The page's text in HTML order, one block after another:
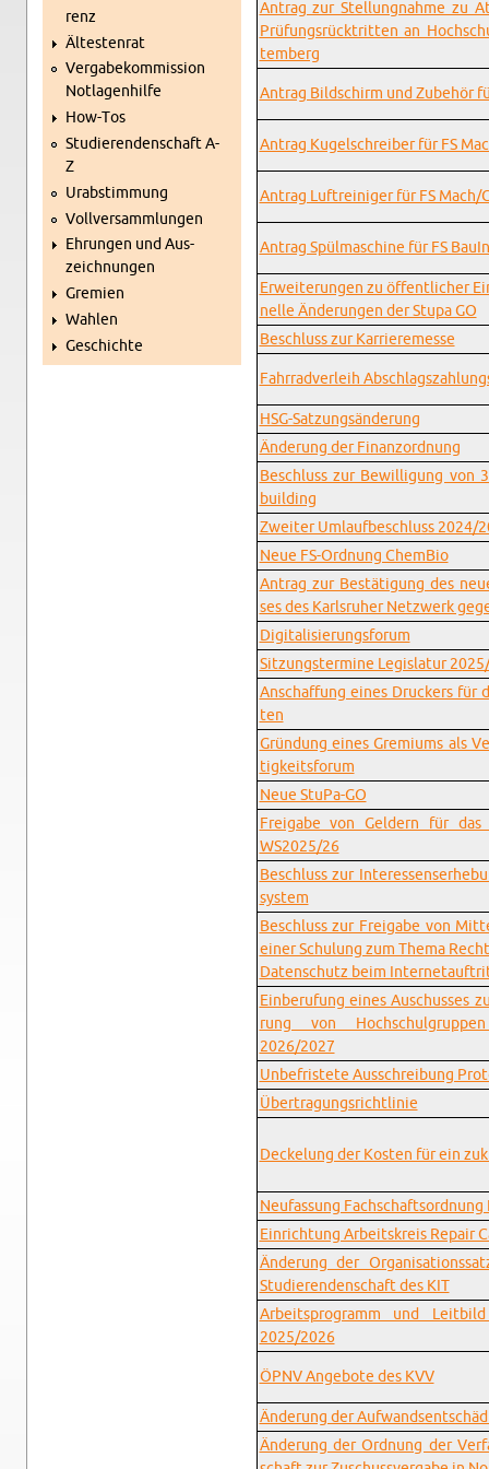
renz
Äl­tes­ten­rat
Ver­ga­be­kom­mis­si­on
Not­la­gen­hil­fe
How-Tos
Stu­die­ren­den­schaft A-
Z
Ur­ab­stim­mung
Voll­ver­samm­lun­gen
Eh­run­gen und Aus­
zeich­nun­gen
Gre­mi­en
Wah­len
Ge­schich­te
An­trag zur Stel­lung­nah­me zu
Prü­fungs­rück­trit­ten an
tem­berg
An­trag Bild­schirm und Zu­be­hör
An­trag Ku­gel­schrei­ber für FS
An­trag Luft­rei­ni­ger für FS Mach/
An­trag Spül­ma­schi­ne für FS
Er­wei­te­run­gen zu öf­fent­li­cher
nel­le Än­de­run­gen der Stupa GO
Be­schluss zur Kar­rie­re­mes­se
Fahr­rad­ver­leih
HSG-Sat­zungs­än­de­rung
Än­de­rung der Fi­nanz­ord­nung
Be­schluss zur Be­wil­li­gung von
buil­ding
Zwei­ter Um­lauf­be­schluss 2024/
Neue FS-Ord­nung Chem­Bio
An­trag zur Be­stä­ti­gung des
ses des Karls­ru­her Netz­werk
Di­gi­ta­li­sie­rungs­fo­rum
Sit­zungs­ter­mi­ne Le­gis­la­tur
An­schaf­fung eines Dru­ckers für
ten
Grün­dung eines Gre­mi­ums als
tig­keits­fo­rum
Neue Stu­Pa-GO
Frei­ga­be von Gel­dern für das
WS2025/26
Be­schluss zur
sys­tem
Be­schluss zur Frei­ga­be von
einer Schu­lung zum Thema
Da­ten­schutz beim
Ein­be­ru­fung eines Ausch­us­ses
rung von
2026/2027
Un­be­fris­te­te Aus­schrei­bung
Über­tra­gungs­richt­li­nie
De­cke­lung der Kos­ten für ein
Neu­fas­sung Fach­schafts­ord­nung
Ein­rich­tung Ar­beits­kreis Re­pair
Än­de­rung der
Stu­die­ren­den­schaft des KIT
Ar­beits­pro­gramm und
2025/2026
ÖPNV An­ge­bo­te des KVV
Än­de­rung der
Än­de­rung der Ord­nung der